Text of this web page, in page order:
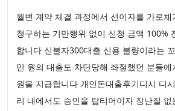
월변 계약 체결 과정에서 선이자를 가로
청구하는 기만행위 없이 신청 금액 100%
합니다 신불자300대출 신용 불량이라는
만 원의 대출도 차단당해 좌절했던 분들
원을 지급합니다 개인돈대출후기디시 디
리 내에서도 승인율 탑티어이자 장난질 없